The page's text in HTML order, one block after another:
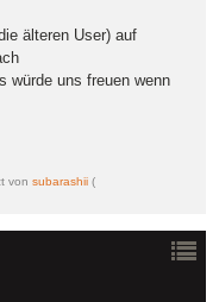
älteren User) auf
würde uns freuen wenn
von subarashii (